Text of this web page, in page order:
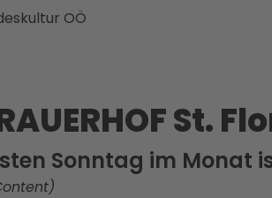
OÖ
St.
Sonntag im Monat